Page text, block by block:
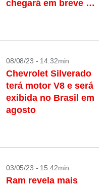
chegará em breve ao
08/08/23 - 14:32min
Chevrolet Silverado
terá motor V8 e será
exibida no Brasil em
agosto
03/05/23 - 15:42min
Ram revela mais